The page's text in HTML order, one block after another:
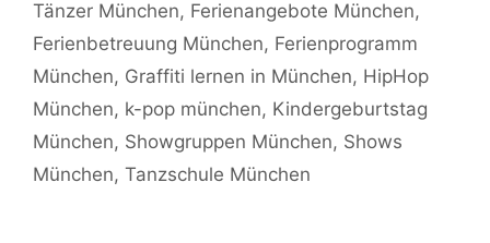
Tänzer München, Ferienangebote München,
Ferienbetreuung München, Ferienprogramm
München, Graffiti lernen in München, HipHop
München, k-pop münchen, Kindergeburtstag
München, Showgruppen München, Shows
München, Tanzschule München